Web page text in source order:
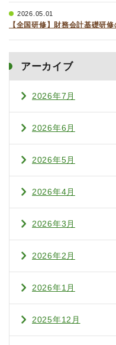
2026.05.01
【全国研修】財務会計基礎研
アーカイブ
2026年7月
2026年6月
2026年5月
2026年4月
2026年3月
2026年2月
2026年1月
2025年12月